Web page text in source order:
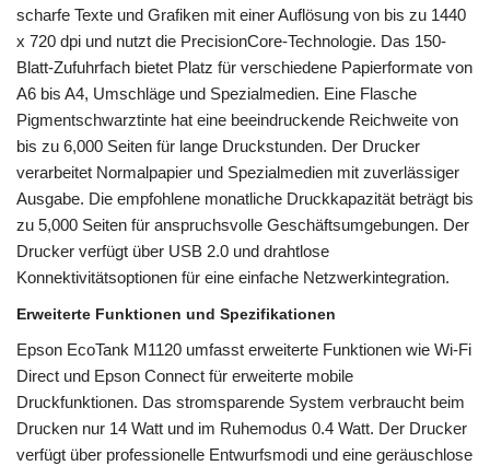
scharfe Texte und Grafiken mit einer Auflösung von bis zu 1440
x 720 dpi und nutzt die PrecisionCore-Technologie. Das 150-
Blatt-Zufuhrfach bietet Platz für verschiedene Papierformate von
A6 bis A4, Umschläge und Spezialmedien. Eine Flasche
Pigmentschwarztinte hat eine beeindruckende Reichweite von
bis zu 6,000 Seiten für lange Druckstunden. Der Drucker
verarbeitet Normalpapier und Spezialmedien mit zuverlässiger
Ausgabe. Die empfohlene monatliche Druckkapazität beträgt bis
zu 5,000 Seiten für anspruchsvolle Geschäftsumgebungen. Der
Drucker verfügt über USB 2.0 und drahtlose
Konnektivitätsoptionen für eine einfache Netzwerkintegration.
Erweiterte Funktionen und Spezifikationen
Epson EcoTank M1120 umfasst erweiterte Funktionen wie Wi-Fi
Direct und Epson Connect für erweiterte mobile
Druckfunktionen. Das stromsparende System verbraucht beim
Drucken nur 14 Watt und im Ruhemodus 0.4 Watt. Der Drucker
verfügt über professionelle Entwurfsmodi und eine geräuschlose